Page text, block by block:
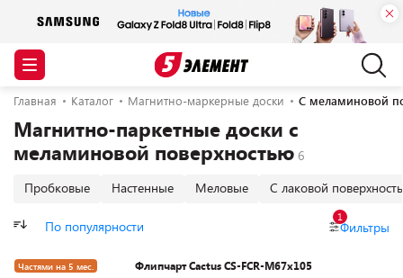
Главная Каталог Магнитно-маркерные доски С меламиновой
Магнитно-паркетные доски с
меламиновой поверхностью
Пробковые Настенные Меловые С лаковой
По популярности Фильтры
1
Частями на 5 мес.
Флипчарт Cactus CS-FCR-M67x105